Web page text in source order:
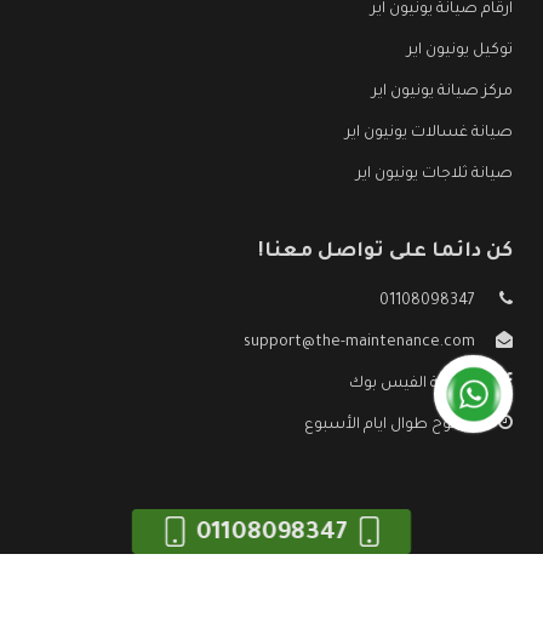
ارقام صيانة يونيون اير
توكيل يونيون اير
مركز صيانة يونيون اير
صيانة غسالات يونيون اير
صيانة ثلاجات يونيون اير
كن دائما على تواصل معنا!
01108098347
support@the-maintenance.com
صفحة الفيس بوك
مفتوح طوال ايام الأسبوع
01108098347